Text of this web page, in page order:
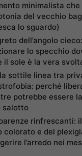
minimalista
del vecchio
lo sguardo)
dell’angolo
lo specchio
il sole è la vera
sottile linea tra
perché
potrebbe essere
salotto
rinfrescanti:
colorato e del
l’arredo nei